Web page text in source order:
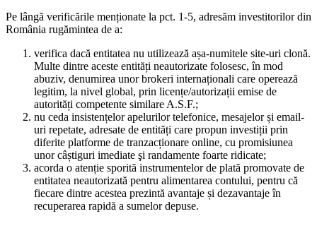
Pe lângă verificările menționate la pct. 1-5, adresăm investitorilor din
România rugămintea de a:
verifica dacă entitatea nu utilizează așa-numitele site-uri clonă.
Multe dintre aceste entități neautorizate folosesc, în mod
abuziv, denumirea unor brokeri internaționali care operează
legitim, la nivel global, prin licențe/autorizații emise de
autorități competente similare A.S.F.;
nu ceda insistențelor apelurilor telefonice, mesajelor și email-
uri repetate, adresate de entități care propun investiții prin
diferite platforme de tranzacționare online, cu promisiunea
unor câștiguri imediate şi randamente foarte ridicate;
acorda o atenție sporită instrumentelor de plată promovate de
entitatea neautorizată pentru alimentarea contului, pentru că
fiecare dintre acestea prezintă avantaje și dezavantaje în
recuperarea rapidă a sumelor depuse.